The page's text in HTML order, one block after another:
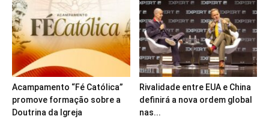
Acampamento “Fé Católica”
promove formação sobre a
Doutrina da Igreja
Rivalidade entre EUA e China
definirá a nova ordem global
nas...